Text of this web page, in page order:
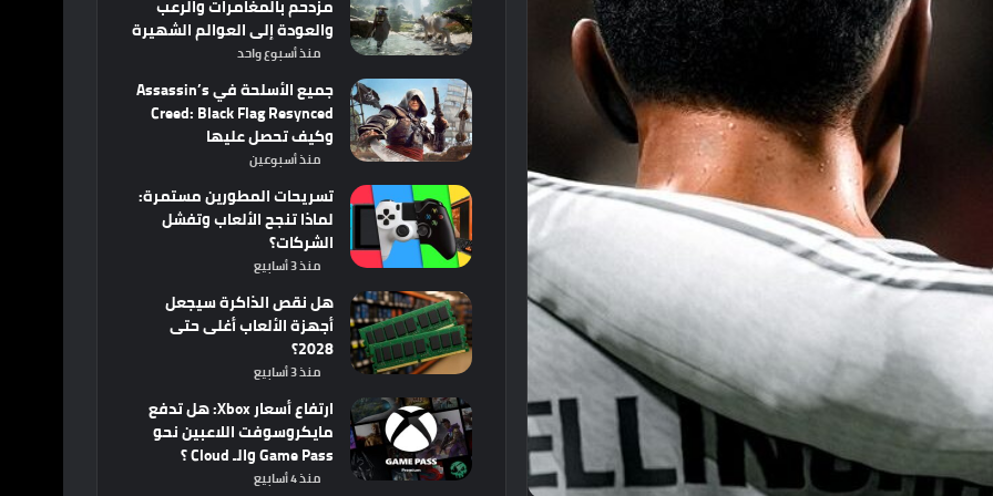
مزدحم بالمغامرات والرعب
والعودة إلى العوالم الشهيرة
منذ أسبوع واحد
جميع الأسلحة في Assassin’s
Creed: Black Flag Resynced
وكيف تحصل عليها
منذ أسبوعين
تسريحات المطورين مستمرة:
لماذا تنجح الألعاب وتفشل
الشركات؟
منذ 3 أسابيع
هل نقص الذاكرة سيجعل
أجهزة الألعاب أغلى حتى
2028؟
منذ 3 أسابيع
ارتفاع أسعار Xbox: هل تدفع
مايكروسوفت اللاعبين نحو
Game Pass والـ Cloud ؟
منذ 4 أسابيع